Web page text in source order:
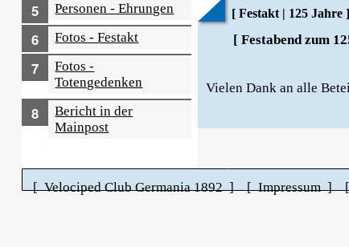
Personen - Ehrungen
Fotos - Festakt
Fotos -
Totengedenken
Bericht in der
Mainpost
[ Festakt | 125 Jahre ]
[ Festabend zum
Vielen Dank an alle
[ Velociped Club Germania 1892 ] [ Impressum ]